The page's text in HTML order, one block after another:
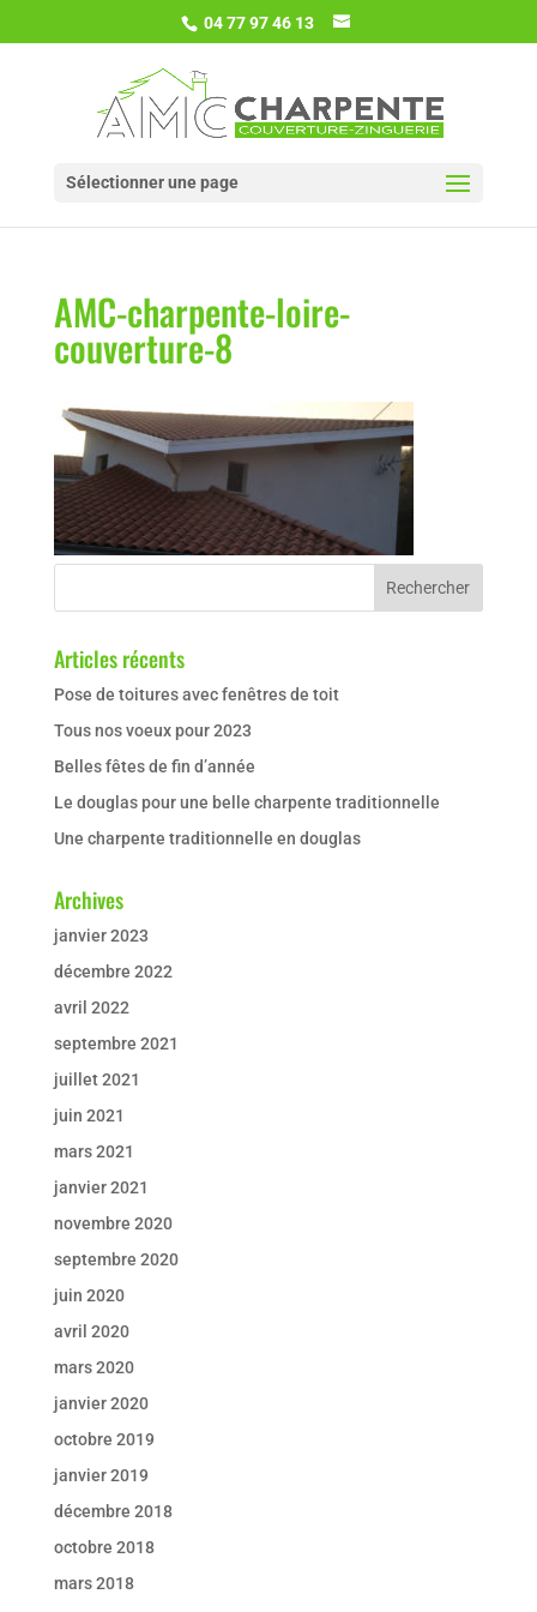
04 77 97 46 13
Sélectionner une page
AMC-charpente-loire-
couverture-8
Articles récents
Pose de toitures avec fenêtres de toit
Tous nos voeux pour 2023
Belles fêtes de fin d’année
Le douglas pour une belle charpente traditionnelle
Une charpente traditionnelle en douglas
Archives
janvier 2023
décembre 2022
avril 2022
septembre 2021
juillet 2021
juin 2021
mars 2021
janvier 2021
novembre 2020
septembre 2020
juin 2020
avril 2020
mars 2020
janvier 2020
octobre 2019
janvier 2019
décembre 2018
octobre 2018
mars 2018